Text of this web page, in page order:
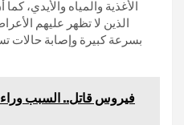
الأغذية والمياه والأيدي،
الذين لا تظهر عليهم
بسرعة كبيرة وإصابة حالات
فيروس قاتل.. السبب